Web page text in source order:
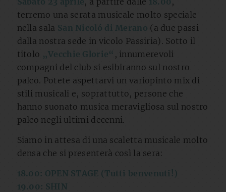
terremo una serata musicale molto speciale
nella sala San Nicoló di Merano (a due passi
dalla nostra sede in vicolo Passiria). Sotto il
titolo „Vecchie Glorie“ , innumerevoli
compagni del club si esibiranno sul nostro
palco. Potete aspettarvi un variopinto mix di
stili musicali e, soprattutto, persone che
hanno suonato musica meravigliosa sul nostro
palco negli ultimi decenni.
Siamo in attesa di una scaletta musicale molto
densa che si presenterà così la sera:
18.00: OPEN STAGE (Tutti benvenuti!)
19.00: SHIN